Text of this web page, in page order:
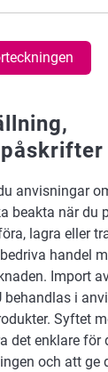
anvisningar
beakta när du
lagra eller
handel
Import
behandlas i
Syftet
det enklare för
och att ge